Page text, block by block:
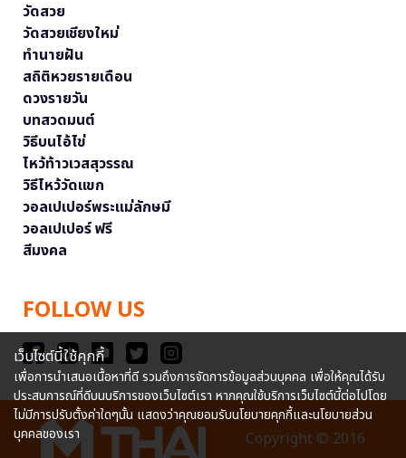
วัดสวย
วัดสวยเชียงใหม่
ทำนายฝัน
สถิติหวยรายเดือน
ดวงรายวัน
บทสวดมนต์
วิธีบนไอ้ไข่
ไหว้ท้าวเวสสุวรรณ
วิธีไหว้วัดแขก
วอลเปเปอร์พระแม่ลักษมี
วอลเปเปอร์ ฟรี
สีมงคล
FOLLOW US
Copyright © 2016
เว็บไซต์นี้ใช้คุกกี้
เพื่อการนำเสนอเนื้อหาที่ดี รวมถึงการจัดการข้อมูลส่วนบุคคล เพื่อให้คุณได้รับ
ประสบการณ์ที่ดีบนบริการของเว็บไซต์เรา หากคุณใช้บริการเว็บไซต์นี้ต่อไปโดย
ไม่มีการปรับตั้งค่าใดๆนั้น แสดงว่าคุณยอมรับนโยบายคุกกี้และนโยบายส่วน
บุคคลของเรา